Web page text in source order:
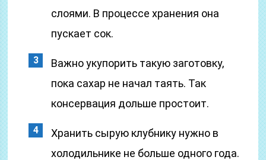
слоями. В процессе хранения она
пускает сок.
Важно укупорить такую заготовку,
пока сахар не начал таять. Так
консервация дольше простоит.
Хранить сырую клубнику нужно в
холодильнике не больше одного года.